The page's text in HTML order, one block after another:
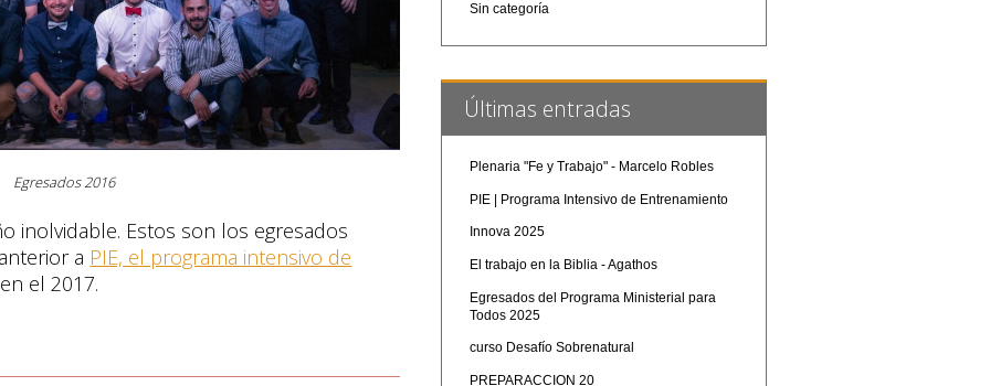
Egresados 2016
inolvidable. Estos son los egresados
a PIE, el programa intensivo de
el 2017.
Sin categoría
Últimas entradas
Plenaria "Fe y Trabajo" - Marcelo Robles
PIE | Programa Intensivo de Entrenamiento
Innova 2025
El trabajo en la Biblia - Agathos
Egresados del Programa Ministerial para
Todos 2025
curso Desafío Sobrenatural
PREPARACCION 20